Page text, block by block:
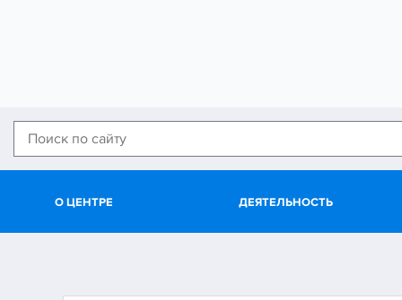
О ЦЕНТРЕ ДЕЯТЕЛЬНОСТЬ